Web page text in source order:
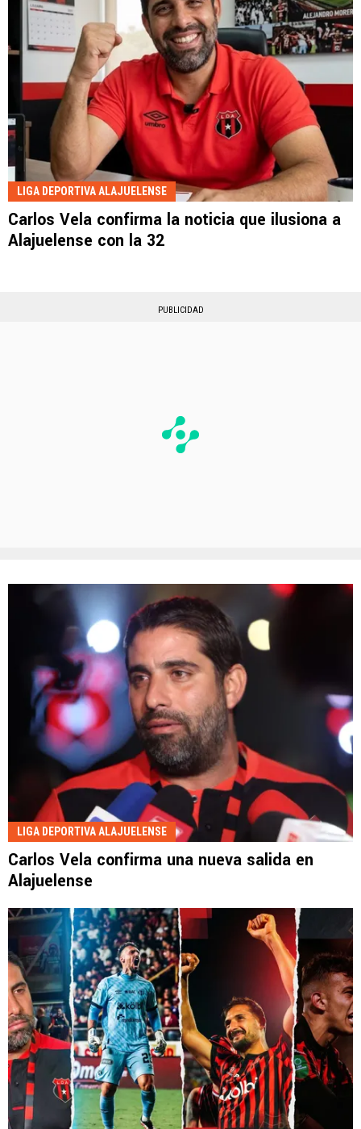
LIGA DEPORTIVA ALAJUELENSE
Carlos Vela confirma la noticia que ilusiona a
Alajuelense con la 32
PUBLICIDAD
LIGA DEPORTIVA ALAJUELENSE
Carlos Vela confirma una nueva salida en
Alajuelense